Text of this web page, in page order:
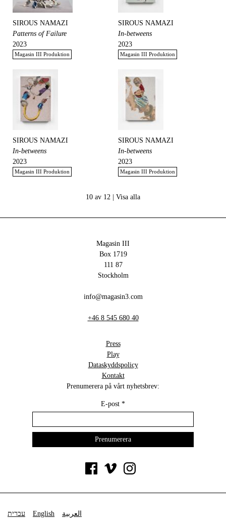
SIROUS NAMAZI
Patterns of Failure
2023
Magasin III Produktion
SIROUS NAMAZI
In-betweens
2023
Magasin III Produktion
SIROUS NAMAZI
In-betweens
2023
Magasin III Produktion
SIROUS NAMAZI
In-betweens
2023
Magasin III Produktion
10 av 12 | Visa alla
Magasin III
Box 1719
111 87
Stockholm
info@magasin3.com
+46 8 545 680 40
Press
Play
Dataskyddspolicy
Kontakt
Prenumerera på vårt nyhetsbrev:
E-post *
עברית English العربية